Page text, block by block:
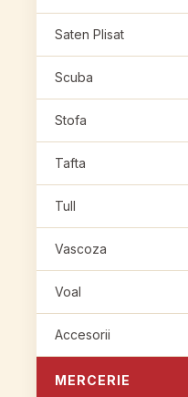
Saten Plisat
Scuba
Stofa
Tafta
Tull
Vascoza
Voal
Accesorii
MERCERIE